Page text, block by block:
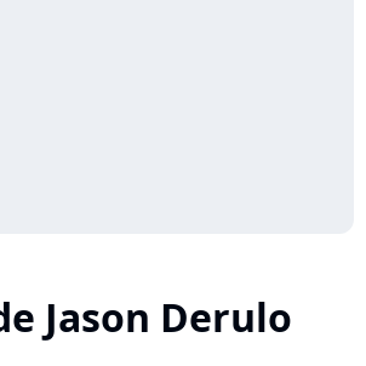
Jason Derulo